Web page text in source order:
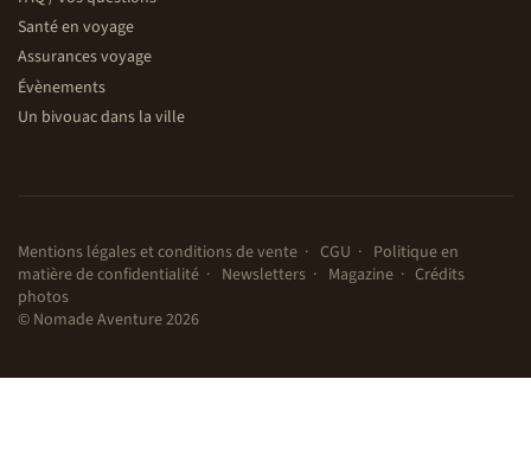
Santé en voyage
Assurances voyage
Évènements
Un bivouac dans la ville
Mentions légales et conditions de vente CGU
Politique en
matière de confidentialité
Newsletters Magazine
Crédits
photos
© Nomade Aventure 2026